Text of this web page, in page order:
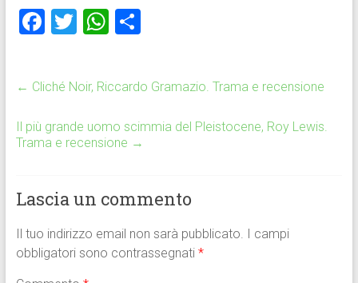
F
b
o
ok
T
er
W
s
A
p
C
di
vi
di
← Cliché Noir, Riccardo Gramazio. Trama e recensione
Il più grande uomo scimmia del Pleistocene, Roy Lewis.
Trama e recensione →
Lascia un commento
Il tuo indirizzo email non sarà pubblicato. I campi
obbligatori sono contrassegnati *